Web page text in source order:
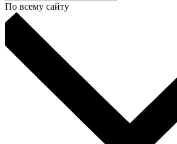
По всему сайту